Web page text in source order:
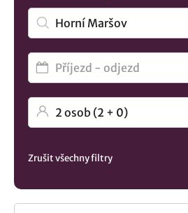
Zrušit všechny filtry